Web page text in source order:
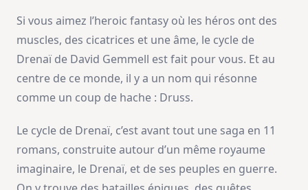
Si vous aimez l’heroic fantasy où les héros ont des
muscles, des cicatrices et une âme, le cycle de
Drenaï de David Gemmell est fait pour vous. Et au
centre de ce monde, il y a un nom qui résonne
comme un coup de hache : Druss.
Le cycle de Drenaï, c’est avant tout une saga en 11
romans, construite autour d’un même royaume
imaginaire, le Drenaï, et de ses peuples en guerre.